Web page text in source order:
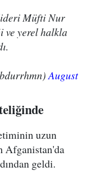
Müfti Nur
ve yerel halkla
August
uzun
Afganistan'da
geldi.